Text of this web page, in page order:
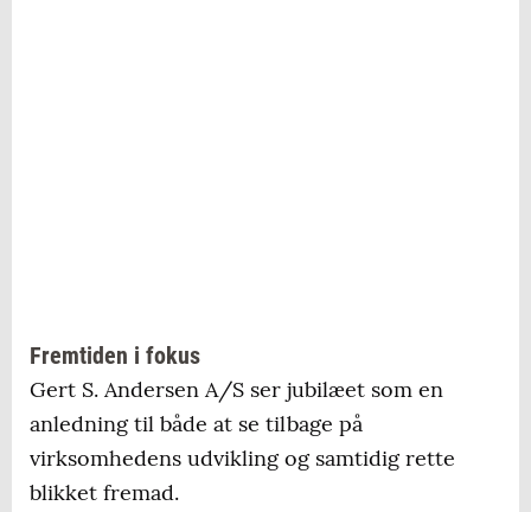
Fremtiden i fokus
Gert S. Andersen A/S ser jubilæet som en
anledning til både at se tilbage på
virksomhedens udvikling og samtidig rette
blikket fremad.